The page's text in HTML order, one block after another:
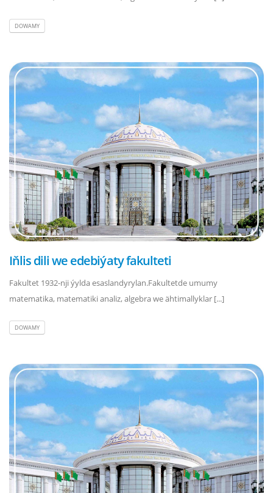
DOWAMY
Iňlis dili we edebiýaty fakulteti
Fakultet 1932-nji ýylda esaslandyrylan.Fakultetde umumy
matematika, matematiki analiz, algebra we ähtimallyklar [...]
DOWAMY